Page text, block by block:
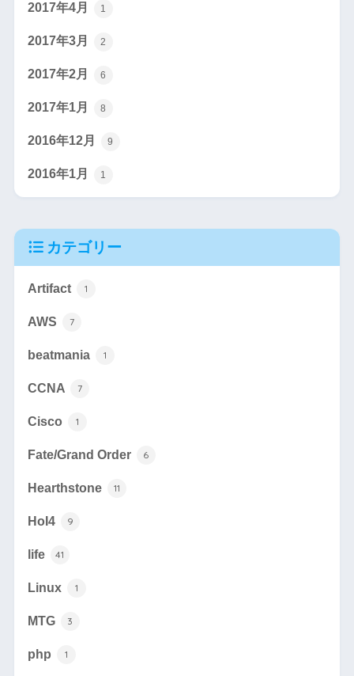
2017年4月 1
2017年3月 2
2017年2月 6
2017年1月 8
2016年12月 9
2016年1月 1
カテゴリー
Artifact 1
AWS 7
beatmania 1
CCNA 7
Cisco 1
Fate/Grand Order 6
Hearthstone 11
HoI4 9
life 41
Linux 1
MTG 3
php 1